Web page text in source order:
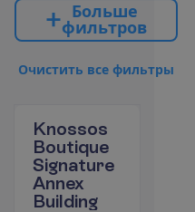
Больше
фильтров
Очистить все фильтры
Knossos
Boutique
Signature
Annex
Building